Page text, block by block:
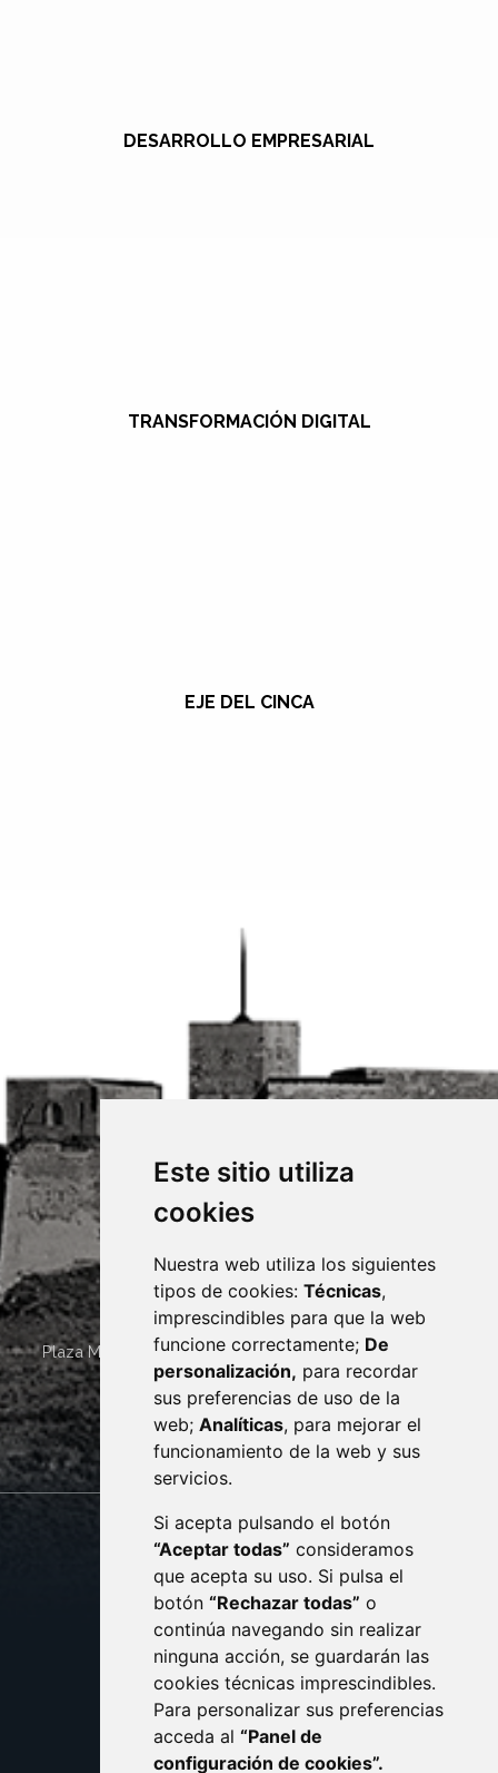
Este sitio utiliza
cookies
Nuestra web utiliza los siguientes
tipos de cookies: Técnicas,
imprescindibles para que la web
funcione correctamente; De
personalización, para recordar
sus preferencias de uso de la
web; Analíticas, para mejorar el
funcionamiento de la web y sus
servicios.
Si acepta pulsando el botón
“Aceptar todas” consideramos
que acepta su uso. Si pulsa el
botón “Rechazar todas” o
continúa navegando sin realizar
ninguna acción, se guardarán las
cookies técnicas imprescindibles.
Para personalizar sus preferencias
acceda al “Panel de
configuración de cookies”.
DESARROLLO EMPRESARIAL
TRANSFORMACIÓN DIGITAL
EJE DEL CINCA
Plaza Mayor 4 22400 MONZÓN - ARAGÓN (ESPAÑA)
· (34) 974 400 700 ·
sac@monzon.es
monzon.es
CONTACTO
AVISO LEGAL
PROTECCIÓN DE DATOS
POLÍTICA DE COOKIES
ACCESIBILIDAD
ENLACE EXTERNO AL